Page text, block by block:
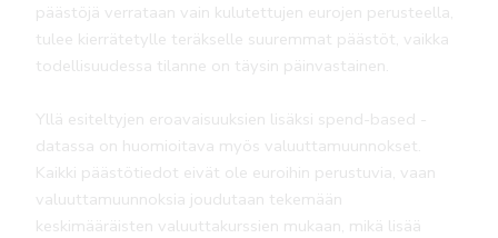
päästöjä verrataan vain kulutettujen eurojen perusteella,
tulee kierrätetylle teräkselle suuremmat päästöt, vaikka
todellisuudessa tilanne on täysin päinvastainen.
Yllä esiteltyjen eroavaisuuksien lisäksi spend-based -
datassa on huomioitava myös valuuttamuunnokset.
Kaikki päästötiedot eivät ole euroihin perustuvia, vaan
valuuttamuunnoksia joudutaan tekemään
keskimääräisten valuuttakurssien mukaan, mikä lisää